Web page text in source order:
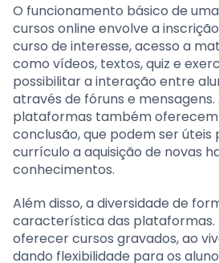
O funcionamento básico de
cursos online envolve a
curso de interesse, acesso a
como vídeos, textos, quiz e
possibilitar a interação entre
através de fóruns e mensagens.
plataformas também
conclusão, que podem ser
currículo a aquisição de novas
conhecimentos.
Além disso, a diversidade de
característica das plataformas.
oferecer cursos gravados, ao
dando flexibilidade para os